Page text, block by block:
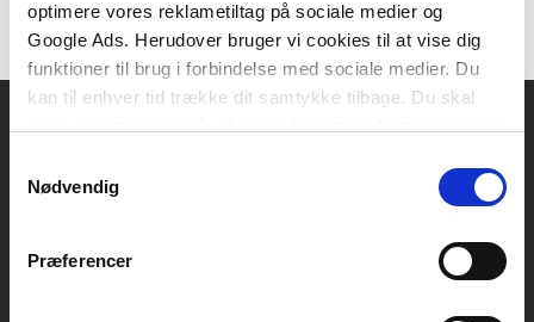
optimere vores reklametiltag på sociale medier og
Google Ads. Herudover bruger vi cookies til at vise dig
funktioner til brug i forbindelse med sociale medier. Du
kan til enhver tid trække dit samtykke tilbage. Du skal
tilbagetrækker et samtykke.
Nødvendig
Præferencer
Vognmagergade 11
CVR 76351910